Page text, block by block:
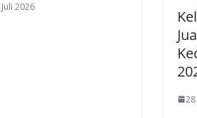
Juli 2026
28